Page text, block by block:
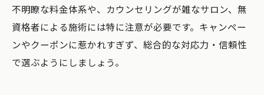
不明瞭な料金体系や、カウンセリングが雑なサロン、無
資格者による施術には特に注意が必要です。キャンペー
ンやクーポンに惹かれすぎず、総合的な対応力・信頼性
で選ぶようにしましょう。